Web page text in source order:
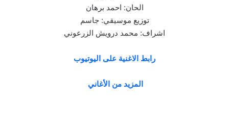
الحان: احمد برهان
توزيع موسيقي: جاسم
اشراف: محمد درويش الزرعوني
رابط الاغنية على اليوتيوب
المزيد من الأغاني